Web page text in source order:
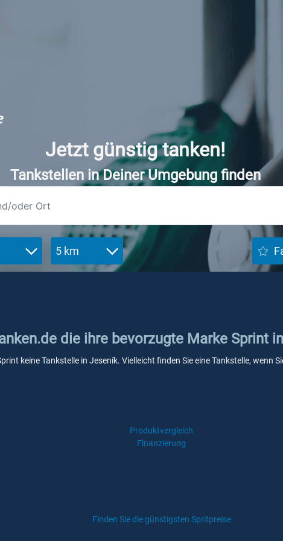
Jetzt günstig tanken!
Tankstellen in Deiner Umgebung finden
5 km
die ihre bevorzugte Marke Sprint
keine Tankstelle in Jeseník. Vielleicht finden Sie eine Tankstelle, wenn
Produktvergleich
Finanzierung
Finden Sie die günstigsten Spritpreise